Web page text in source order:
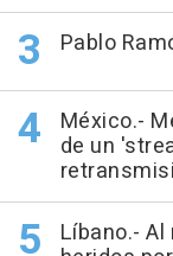
Pablo
México.-
de un
Líbano.-